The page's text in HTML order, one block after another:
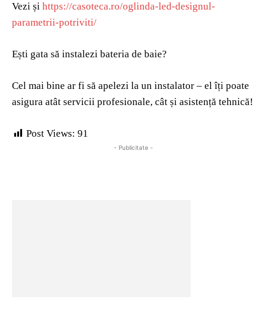
Vezi și https://casoteca.ro/oglinda-led-designul-
parametrii-potriviti/
Ești gata să instalezi bateria de baie?
Cel mai bine ar fi să apelezi la un instalator – el îți poate
asigura atât servicii profesionale, cât și asistență tehnică!
Post Views: 91
- Publicitate -